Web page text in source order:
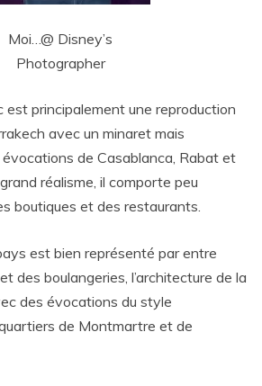
Moi…@ Disney’s
Photographer
est principalement une reproduction
avec un minaret mais
de Casablanca, Rabat et
réalisme, il comporte peu
boutiques et des restaurants.
est bien représenté par entre
des boulangeries, l’architecture de la
des évocations du style
de Montmartre et de